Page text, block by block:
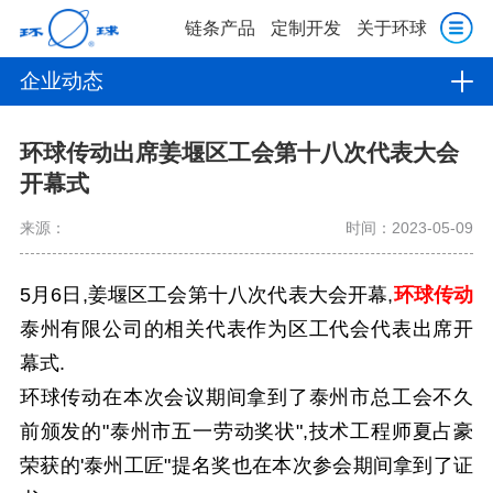
链条产品 定制开发 关于环球
企业动态
环球传动出席姜堰区工会第十八次代表大会
开幕式
来源： 时间：2023-05-09
5月6日,姜堰区工会第十八次代表大会开幕,环球传动
泰州有限公司的相关代表作为区工代会代表出席开
幕式.
环球传动在本次会议期间拿到了泰州市总工会不久
前颁发的"泰州市五一劳动奖状",技术工程师夏占豪
荣获的'泰州工匠"提名奖也在本次参会期间拿到了证